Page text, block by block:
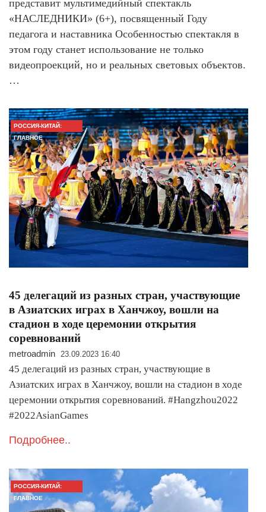
представит мультимедийный спектакль
«НАСЛЕДНИКИ» (6+), посвященный Году
педагога и наставника Особенностью спектакля в
этом году станет использование не только
видеопроекций, но и реальных световых объектов.
…
РОССИЯ-КИТАЙ:
ГЛАВНОЕ
45 делегаций из разных стран, участвующие
в Азиатских играх в Ханчжоу, вошли на
стадион в ходе церемонии открытия
соревнований
metroadmin 23.09.2023 16:40
45 делегаций из разных стран, участвующие в
Азиатских играх в Ханчжоу, вошли на стадион в ходе
церемонии открытия соревнований. #Hangzhou2022
#2022AsianGames
Подробнее..
РОССИЯ-КИТАЙ:
ГЛАВНОЕ